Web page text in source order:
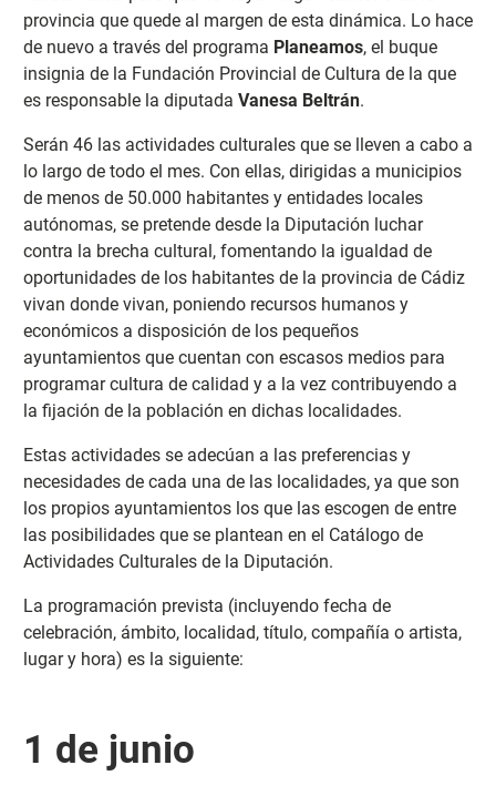
provincia que quede al margen de esta dinámica. Lo hace
de nuevo a través del programa Planeamos, el buque
insignia de la Fundación Provincial de Cultura de la que
es responsable la diputada Vanesa Beltrán.
Serán 46 las actividades culturales que se lleven a cabo a
lo largo de todo el mes. Con ellas, dirigidas a municipios
de menos de 50.000 habitantes y entidades locales
autónomas, se pretende desde la Diputación luchar
contra la brecha cultural, fomentando la igualdad de
oportunidades de los habitantes de la provincia de Cádiz
vivan donde vivan, poniendo recursos humanos y
económicos a disposición de los pequeños
ayuntamientos que cuentan con escasos medios para
programar cultura de calidad y a la vez contribuyendo a
la fijación de la población en dichas localidades.
Estas actividades se adecúan a las preferencias y
necesidades de cada una de las localidades, ya que son
los propios ayuntamientos los que las escogen de entre
las posibilidades que se plantean en el Catálogo de
Actividades Culturales de la Diputación.
La programación prevista (incluyendo fecha de
celebración, ámbito, localidad, título, compañía o artista,
lugar y hora) es la siguiente:
1 de junio